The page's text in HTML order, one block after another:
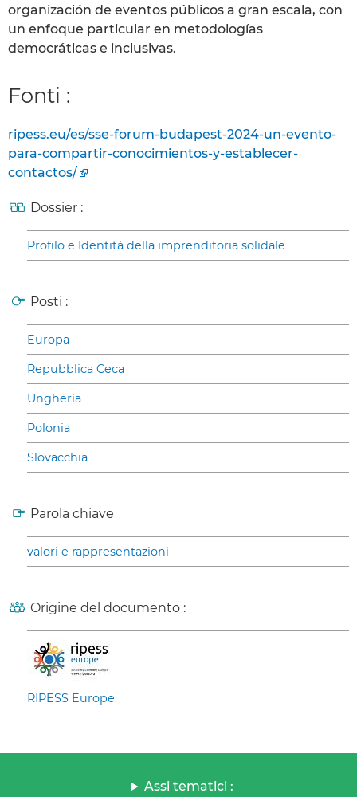
organización de eventos públicos a gran escala, con
un enfoque particular en metodologías
democráticas e inclusivas.
Fonti :
ripess.eu/es/sse-forum-budapest-2024-un-evento-
para-compartir-conocimientos-y-establecer-
contactos/
Dossier :
Profilo e Identità della imprenditoria solidale
Posti :
Europa
Repubblica Ceca
Ungheria
Polonia
Slovacchia
Parola chiave
valori e rappresentazioni
Origine del documento :
RIPESS Europe
Assi tematici :